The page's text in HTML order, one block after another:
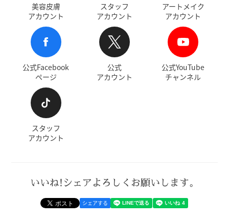
美容皮膚
アカウント
スタッフ
アカウント
アートメイク
アカウント
公式Facebook
ページ
公式
アカウント
公式YouTube
チャンネル
スタッフ
アカウント
いいね!シェアよろしくお願いします。
シェアする